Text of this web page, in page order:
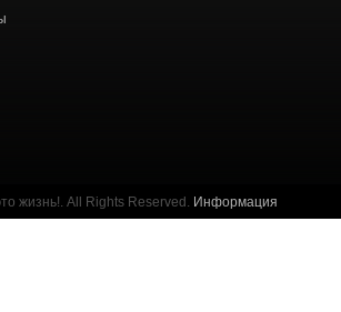
жизнь!. All Rights Reserved. Информация